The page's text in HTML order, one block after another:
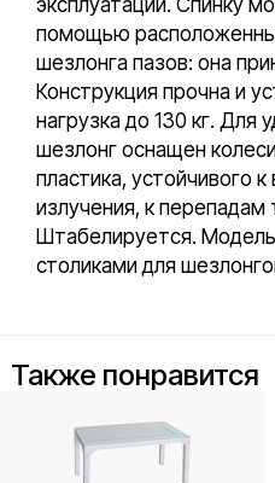
помощью
шезлонга пазов: она
Конструкция прочна и
нагрузка до 130 кг.
шезлонг оснащен
пластика, устойчивого
излучения, к
Штабелируется.
столиками для
Также понравится